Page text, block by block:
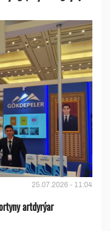
25.07.2026 - 11:04
artdyrýar